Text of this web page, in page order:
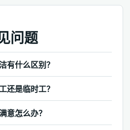
问题
有什么区别？
还是临时工？
意怎么办？